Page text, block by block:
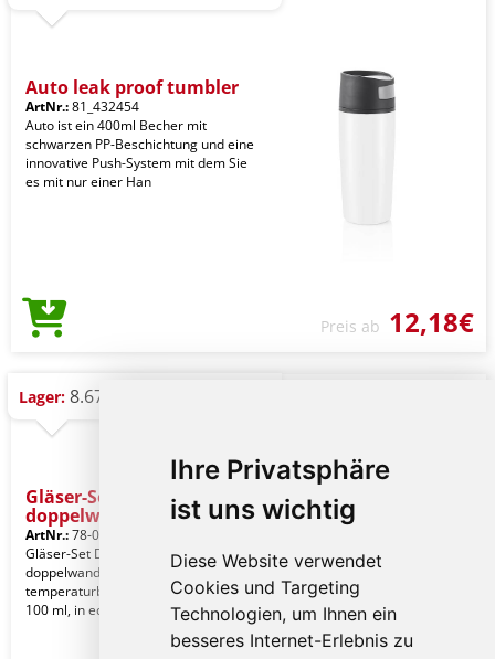
Ihre Privatsphäre
ist uns wichtig
Diese Website verwendet
Cookies und Targeting
Technologien, um Ihnen ein
besseres Internet-Erlebnis zu
Auto leak proof tumbler
ArtNr.:81_432454
Auto ist ein 400ml Becher mit
schwarzen PP-Beschichtung und eine
innovative Push-System mit dem Sie
es mit nur einer Han
Preis ab 12,18€
Lager: 8.678 St.
Gläser-Set DRINK LINE,
doppelw
ArtNr.:78-0304250
Gläser-Set DRINK LINE ,
doppelwandig: 2er Set, transparent,
temperaturbeständig, Füllmenge ca.
100 ml, in edler Geschenk